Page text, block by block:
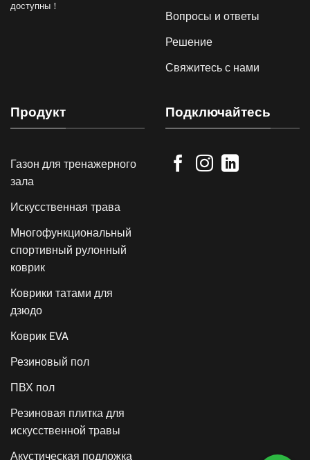
доступны！
Вопросы и ответы
Решение
Свяжитесь с нами
Продукт
Газон для тренажерного
зала
Искусственная трава
Многофункциональный
спортивный рулонный
коврик
Коврики татами для
дзюдо
Коврик EVA
Резиновый пол
ПВХ пол
Резиновая плитка для
искусственной травы
Акустическая подложка
Подключайтесь